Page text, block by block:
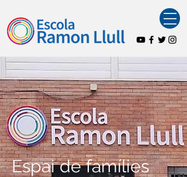
Espai de famílies